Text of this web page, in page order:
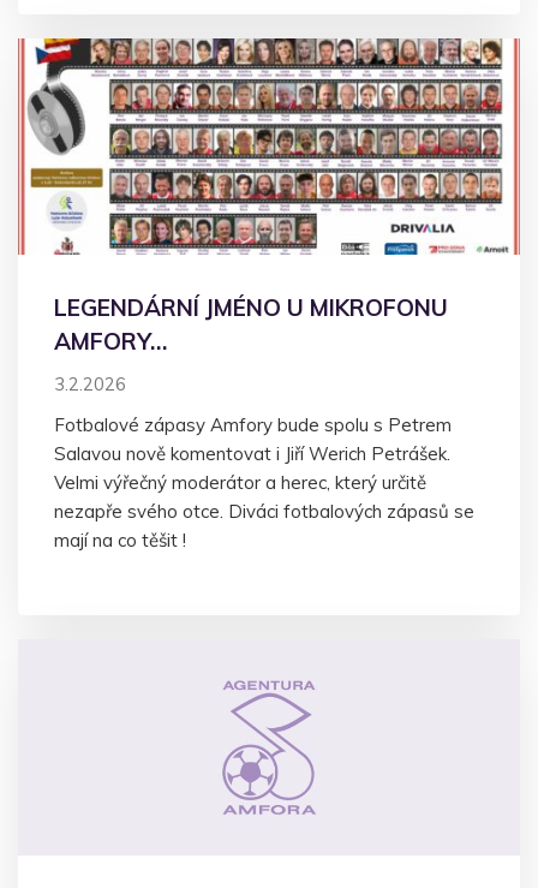
LEGENDÁRNÍ JMÉNO U MIKROFONU
AMFORY…
3.2.2026
Fotbalové zápasy Amfory bude spolu s Petrem
Salavou nově komentovat i Jiří Werich Petrášek.
Velmi výřečný moderátor a herec, který určitě
nezapře svého otce. Diváci fotbalových zápasů se
mají na co těšit !